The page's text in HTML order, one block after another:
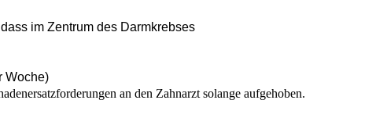
dass im Zentrum des Darmkrebses
Woche)
an den Zahnarzt solange aufgehoben.